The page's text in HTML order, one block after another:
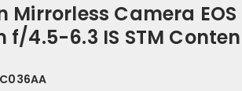
Mirrorless Camera EOS
f/4.5-6.3 IS STM